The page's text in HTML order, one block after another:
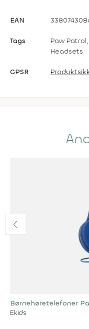
EAN
Tags
Paw
Headsets
GPSR
Børnehøretelefoner
Ekids